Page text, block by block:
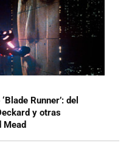
Runner’: del
y otras
Mead